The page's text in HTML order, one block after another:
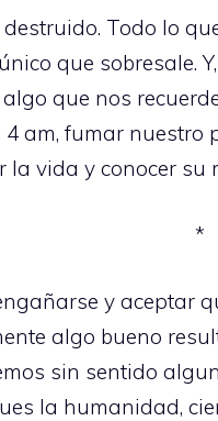
destruido. Todo lo
que
que nos
am, fumar
vida y conocer
*
y aceptar
algo bueno
sin sentido
la humanidad,